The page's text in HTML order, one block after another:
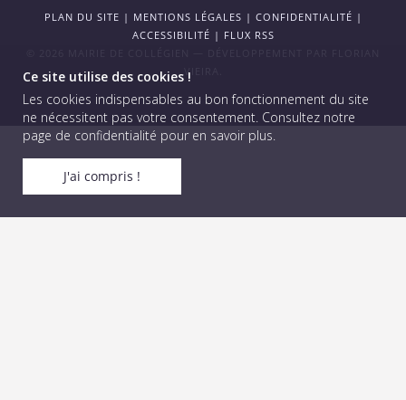
Ce site utilise des cookies !
Les cookies indispensables au bon fonctionnement du site
ne nécessitent pas votre consentement. Consultez notre
page de confidentialité pour en savoir plus.
J'ai compris !
PLAN DU SITE | MENTIONS LÉGALES | CONFIDENTIALITÉ |
ACCESSIBILITÉ | FLUX RSS
VIEIRA